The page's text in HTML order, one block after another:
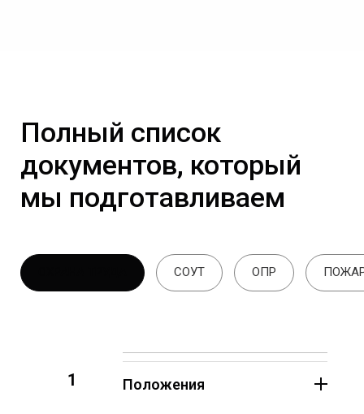
Полный список
документов, который
мы подготавливаем
СОУТ ОПР
1 Положения